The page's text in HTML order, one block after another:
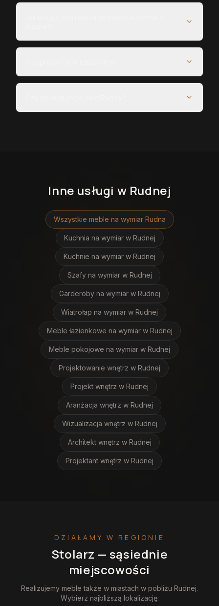
Inne usługi w Rudnej
Wszystkie meble na wymiar Rudna
Kuchnia na wymiar w Rudnej
Kuchnie na wymiar w Rudnej
Szafy na wymiar w Rudnej
Garderoby na wymiar w Rudnej
Wiatrołap na wymiar w Rudnej
Meble łazienkowe na wymiar w Rudnej
Meble pokojowe na wymiar w Rudnej
Projektowanie wnętrz w Rudnej
Projekt wnętrz w Rudnej
Aranżacja wnętrz w Rudnej
Wizualizacja wnętrz w Rudnej
Architekt wnętrz w Rudnej
Projektant wnętrz w Rudnej
DZIAŁAMY W REGIONIE
Stolarz — sąsiednie
miejscowości
Realizujemy meble także w miastach w pobliżu Rudnej.
Wybierz najbliższą lokalizację: